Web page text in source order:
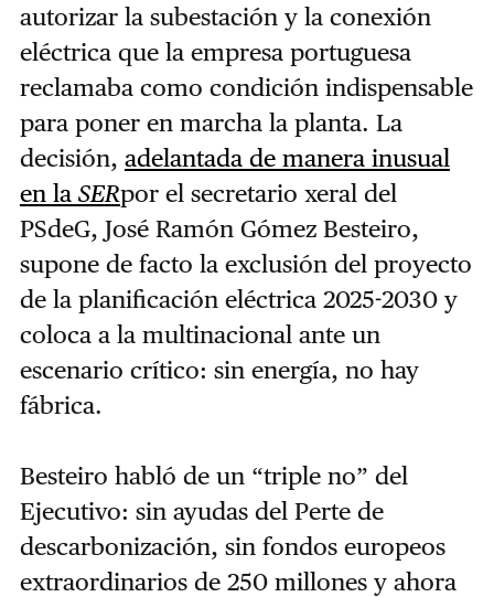
autorizar la subestación y la conexión
eléctrica que la empresa portuguesa
reclamaba como condición indispensable
para poner en marcha la planta. La
decisión, adelantada de manera inusual
en la SERpor el secretario xeral del
PSdeG, José Ramón Gómez Besteiro,
supone de facto la exclusión del proyecto
de la planificación eléctrica 2025-2030 y
coloca a la multinacional ante un
escenario crítico: sin energía, no hay
fábrica.
Besteiro habló de un “triple no” del
Ejecutivo: sin ayudas del Perte de
descarbonización, sin fondos europeos
extraordinarios de 250 millones y ahora